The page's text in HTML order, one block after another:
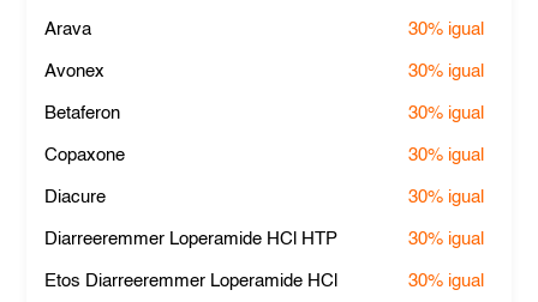
Arava 30% igual
Avonex 30% igual
Betaferon 30% igual
Copaxone 30% igual
Diacure 30% igual
Diarreeremmer Loperamide HCl HTP 30% igual
Etos Diarreeremmer Loperamide HCl 30% igual